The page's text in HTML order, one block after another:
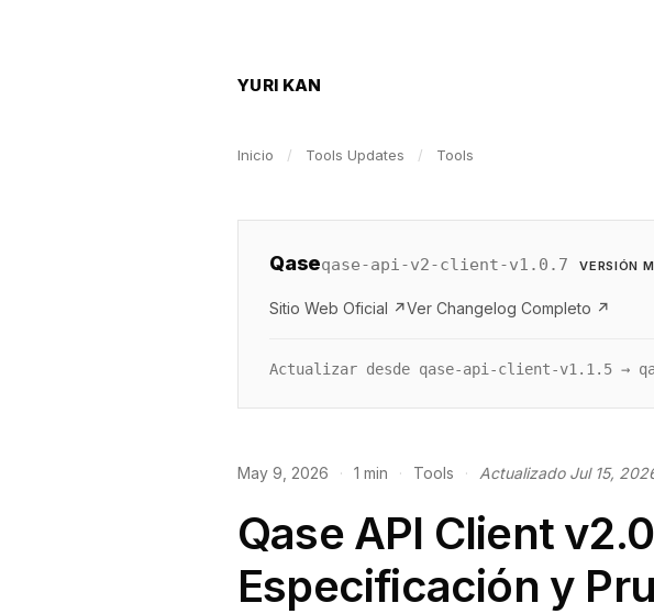
YURI KAN
Inicio / Tools Updates / Tools
Qaseqase-api-v2-client-v1.0.7 VERSIÓN
Sitio Web Oficial ↗Ver Changelog Completo ↗
Actualizar desde qase-api-client-v1.1.5 →
May 9, 2026 · 1 min · Tools · Actualizado Jul 15,
Qase API Client
Especificación y